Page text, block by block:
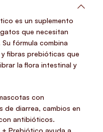
es un suplemento
que necesitan
fórmula combina
fibras prebióticas que
la flora intestinal y
con
de diarrea, cambios en
antibióticos.
Prebiótico ayuda a